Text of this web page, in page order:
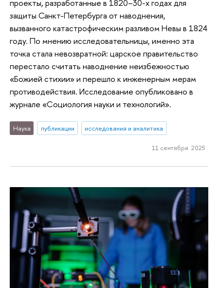
проекты, разработанные в 1820–30-х годах для
защиты Санкт-Петербурга от наводнения,
вызванного катастрофическим разливом Невы в 1824
году. По мнению исследовательницы, именно эта
точка стала невозвратной: царское правительство
перестало считать наводнение неизбежностью
«Божией стихии» и перешло к инженерным мерам
противодействия. Исследование опубликовано в
журнале «Социология науки и технологий».
Наука публикации исследования и аналитика
11 сентября 2025